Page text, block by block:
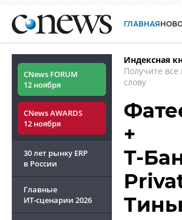
ГЛАВНАЯ
CNews FORUM
12 ноября
CNews AWARDS
12 ноября
30 лет рынку ERP
в России
Главные
ИТ-сценарии 2026
Индексная
Получите
слову
+
Т-